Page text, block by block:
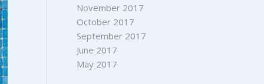
November 2017
October 2017
September 2017
June 2017
May 2017